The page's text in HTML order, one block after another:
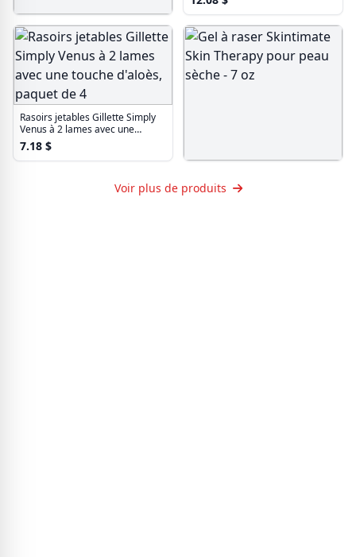
Rasoirs jetables Skintimate
Sucre Vanillé - Paquet de 4
7.17$
recharges
Rasoirs jetables Gillette Simply
Venus à 2 lames avec une
touche d'aloès, paquet de 4
7.18 $
Therapy pour peau sèche - 7 oz
Voir plus de produits